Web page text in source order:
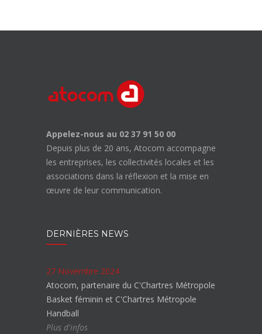
Appelez-nous au 02 37 91 50 00
Depuis plus de 20 ans, Atocom accompagne
les entreprises, les collectivités locales et les
associations dans la réflexion et la mise en
œuvre de leur communication.
DERNIÈRES NEWS
27 Novembre 2024
Atocom, partenaire du C'Chartres Métropole
Basket féminin et C'Chartres Métropole
Handball
Plus d'infos